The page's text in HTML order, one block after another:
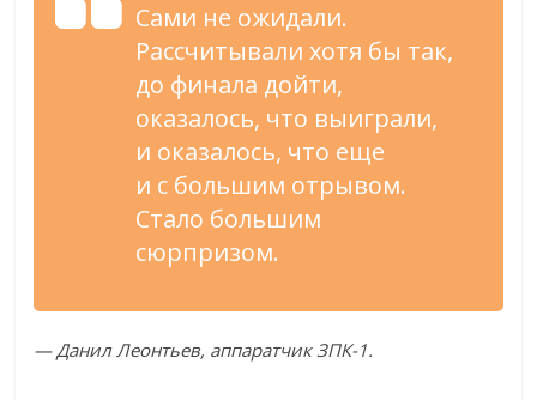
Сами не ожидали.
Рассчитывали хотя бы так,
до финала дойти,
оказалось, что выиграли,
и оказалось, что еще
и с большим отрывом.
Стало большим
сюрпризом.
— Данил Леонтьев, аппаратчикЗПК-1.